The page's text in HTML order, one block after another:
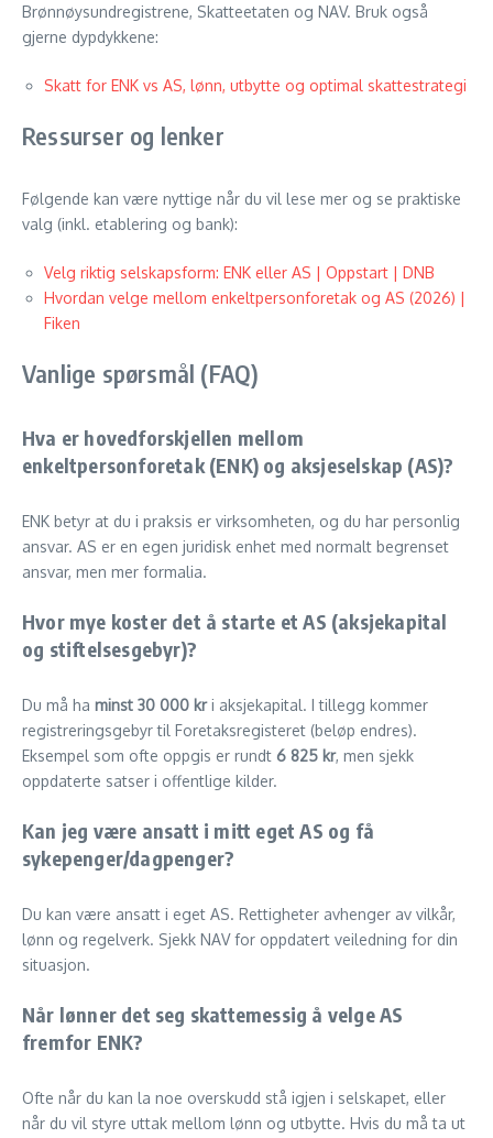
Brønnøysundregistrene, Skatteetaten og NAV. Bruk også
gjerne dypdykkene:
Skatt for ENK vs AS, lønn, utbytte og optimal skattestrategi
Ressurser og lenker
Følgende kan være nyttige når du vil lese mer og se praktiske
valg (inkl. etablering og bank):
Velg riktig selskapsform: ENK eller AS | Oppstart | DNB
Hvordan velge mellom enkeltpersonforetak og AS (2026) |
Fiken
Vanlige spørsmål (FAQ)
Hva er hovedforskjellen mellom
enkeltpersonforetak (ENK) og aksjeselskap (AS)?
ENK betyr at du i praksis er virksomheten, og du har personlig
ansvar. AS er en egen juridisk enhet med normalt begrenset
ansvar, men mer formalia.
Hvor mye koster det å starte et AS (aksjekapital
og stiftelsesgebyr)?
Du må ha minst 30 000 kri aksjekapital. I tillegg kommer
registreringsgebyr til Foretaksregisteret (beløp endres).
Eksempel som ofte oppgis er rundt 6 825 kr, men sjekk
oppdaterte satser i offentlige kilder.
Kan jeg være ansatt i mitt eget AS og få
sykepenger/dagpenger?
Du kan være ansatt i eget AS. Rettigheter avhenger av vilkår,
lønn og regelverk. Sjekk NAV for oppdatert veiledning for din
situasjon.
Når lønner det seg skattemessig å velge AS
fremfor ENK?
Ofte når du kan la noe overskudd stå igjen i selskapet, eller
når du vil styre uttak mellom lønn og utbytte. Hvis du må ta ut